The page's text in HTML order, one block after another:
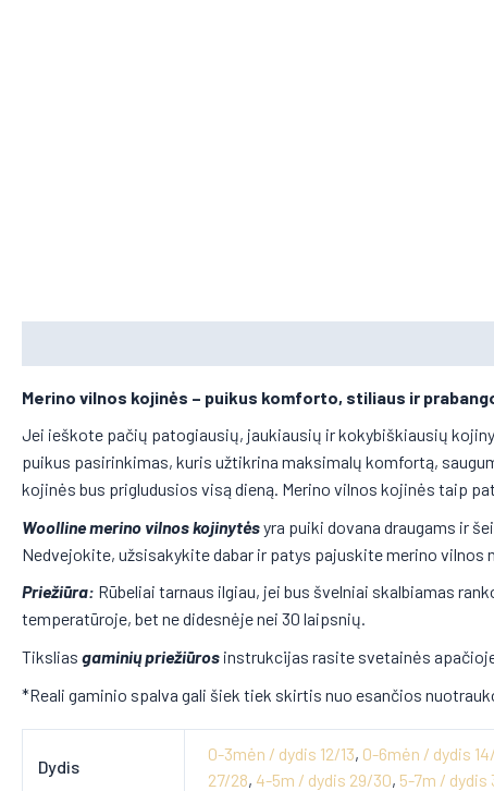
Merino vilnos kojinės – puikus komforto, stiliaus ir
Jei ieškote pačių patogiausių, jaukiausių ir kokybiškiausių
puikus pasirinkimas, kuris užtikrina maksimalų komfortą,
kojinės bus prigludusios visą dieną. Merino vilnos kojinės taip
Woolline merino vilnos kojinytėsyra puiki dovana draugams ir
Nedvejokite, užsisakykite dabar ir patys pajuskite merino vilnos
Priežiūra: Rūbeliai tarnaus ilgiau, jei bus švelniai skalbiamas
temperatūroje, bet ne didesnėje nei 30 laipsnių.
Tikslias gaminių priežiūros instrukcijas rasite svetainės
*Reali gaminio spalva gali šiek tiek skirtis nuo esančios
Dydis
0-3mėn / dydis 12/13, 0-6mėn / dydis
27/28, 4-5m / dydis 29/30, 5-7m / dydis